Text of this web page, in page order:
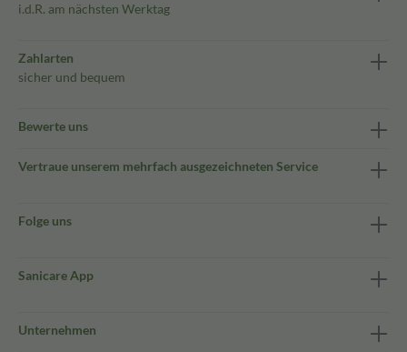
i.d.R. am nächsten Werktag
Zahlarten
sicher und bequem
Bewerte uns
Vertraue unserem mehrfach ausgezeichneten Service
Folge uns
Sanicare App
Unternehmen